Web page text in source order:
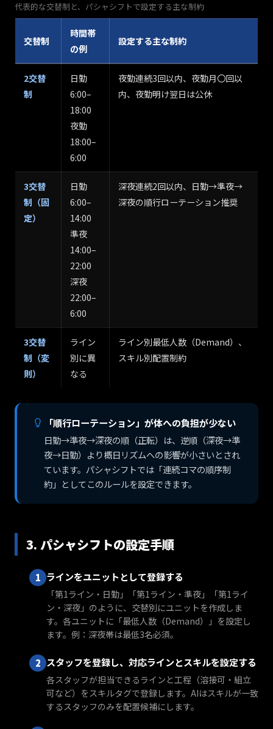
代表的な交替制と、パシャシフトで設定する主な制約
交替制
時間帯
の例
設定する主な制約
2交替
制
日勤
6:00–
18:00
夜勤
18:00–
6:00
夜勤連続3回以内、夜勤月〇回以
内、夜勤明け翌日は公休
3交替
制（固
定）
日勤
6:00–
14:00
準夜
14:00–
22:00
深夜
22:00–
6:00
深夜連続2回以内、日勤→準夜→
深夜の順行ローテーション推奨
3交替
制（変
則）
ライン
別に異
なる
ライン別最低人数（Demand）、
スキル別配置制約
「順行ローテーション」が体への負担が少ない
日勤→準夜→深夜の順（正転）は、逆順（深夜→準
夜→日勤）より概日リズムへの影響が小さいとされ
ています。パシャシフトでは「連続コマの順序制
約」としてこのルールを設定できます。
3. パシャシフトの設定手順
ラインをユニットとして登録する
「第1ライン・日勤」「第1ライン・準夜」「第1ライ
ン・深夜」のように、交替別にユニットを作成しま
す。各ユニットに「最低人数（Demand）」を設定し
ます。例：深夜帯は最低3名必須。
スタッフを登録し、対応ラインとスキルを設定する
各スタッフが担当できるラインと工程（溶接可・組立
可など）をスキルタグで登録します。AIはスキルが一致
するスタッフのみを配置候補にします。